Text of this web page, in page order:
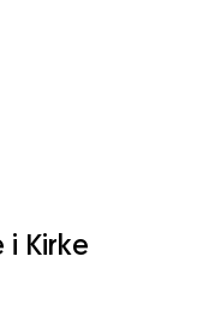
i Kirke